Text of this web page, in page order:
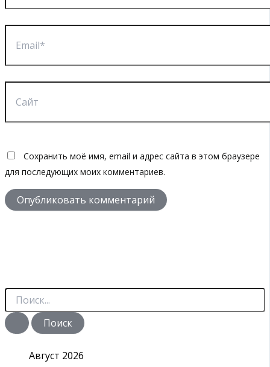
Сохранить моё имя, email и адрес сайта в этом браузере
для последующих моих комментариев.
П
и
с
Август 2026